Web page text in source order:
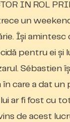
IN ROL
un
Își amintesc
pentru ei și
Sébastien
care a dat un
ar fi fost cu
de acest